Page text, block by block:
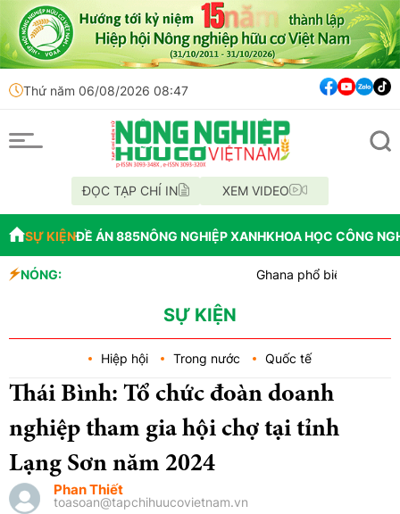
Thứ năm 06/08/2026 08:47
ĐỌC TẠP CHÍ IN XEM VIDEO
SỰ KIỆNĐỀ ÁN 885NÔNG NGHIỆP XANHKHOA HỌC CÔNG
NÓNG:
Ghana phổ biến kho lạnh không
Tp. Huế: Xã Quảng Điền ra mắt
SỰ KIỆN
Hiệp hội Trong nước Quốc tế
Thái Bình: Tổ chức đoàn doanh
nghiệp tham gia hội chợ tại tỉnh
Lạng Sơn năm 2024
Phan Thiết
toasoan@tapchihuucovietnam.vn